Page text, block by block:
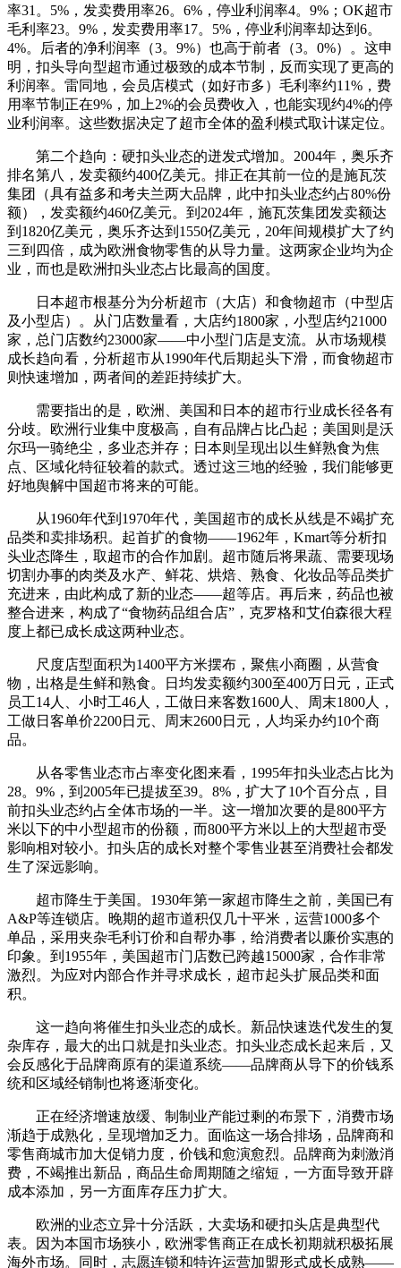
率31。5%，发卖费用率26。6%，停业利润率4。9%；OK超市
毛利率23。9%，发卖费用率17。5%，停业利润率却达到6。
4%。后者的净利润率（3。9%）也高于前者（3。0%）。这申
明，扣头导向型超市通过极致的成本节制，反而实现了更高的
利润率。雷同地，会员店模式（如好市多）毛利率约11%，费
用率节制正在9%，加上2%的会员费收入，也能实现约4%的停
业利润率。这些数据决定了超市全体的盈利模式取计谋定位。
第二个趋向：硬扣头业态的迸发式增加。2004年，奥乐齐
排名第八，发卖额约400亿美元。排正在其前一位的是施瓦茨
集团（具有益多和考夫兰两大品牌，此中扣头业态约占80%份
额），发卖额约460亿美元。到2024年，施瓦茨集团发卖额达
到1820亿美元，奥乐齐达到1550亿美元，20年间规模扩大了约
三到四倍，成为欧洲食物零售的从导力量。这两家企业均为企
业，而也是欧洲扣头业态占比最高的国度。
日本超市根基分为分析超市（大店）和食物超市（中型店
及小型店）。从门店数量看，大店约1800家，小型店约21000
家，总门店数约23000家——中小型门店是支流。从市场规模
成长趋向看，分析超市从1990年代后期起头下滑，而食物超市
则快速增加，两者间的差距持续扩大。
需要指出的是，欧洲、美国和日本的超市行业成长径各有
分歧。欧洲行业集中度极高，自有品牌占比凸起；美国则是沃
尔玛一骑绝尘，多业态并存；日本则呈现出以生鲜熟食为焦
点、区域化特征较着的款式。透过这三地的经验，我们能够更
好地舆解中国超市将来的可能。
从1960年代到1970年代，美国超市的成长从线是不竭扩充
品类和卖排场积。起首扩的食物——1962年，Kmart等分析扣
头业态降生，取超市的合作加剧。超市随后将果蔬、需要现场
切割办事的肉类及水产、鲜花、烘焙、熟食、化妆品等品类扩
充进来，由此构成了新的业态——超等店。再后来，药品也被
整合进来，构成了“食物药品组合店”，克罗格和艾伯森很大程
度上都已成长成这两种业态。
尺度店型面积为1400平方米摆布，聚焦小商圈，从营食
物，出格是生鲜和熟食。日均发卖额约300至400万日元，正式
员工14人、小时工46人，工做日来客数1600人、周末1800人，
工做日客单价2200日元、周末2600日元，人均采办约10个商
品。
从各零售业态市占率变化图来看，1995年扣头业态占比为
28。9%，到2005年已提拔至39。8%，扩大了10个百分点，目
前扣头业态约占全体市场的一半。这一增加次要的是800平方
米以下的中小型超市的份额，而800平方米以上的大型超市受
影响相对较小。扣头店的成长对整个零售业甚至消费社会都发
生了深远影响。
超市降生于美国。1930年第一家超市降生之前，美国已有
A&P等连锁店。晚期的超市道积仅几十平米，运营1000多个
单品，采用夹杂毛利订价和自帮办事，给消费者以廉价实惠的
印象。到1955年，美国超市门店数已跨越15000家，合作非常
激烈。为应对内部合作并寻求成长，超市起头扩展品类和面
积。
这一趋向将催生扣头业态的成长。新品快速迭代发生的复
杂库存，最大的出口就是扣头业态。扣头业态成长起来后，又
会反感化于品牌商原有的渠道系统——品牌商从导下的价钱系
统和区域经销制也将逐渐变化。
正在经济增速放缓、制制业产能过剩的布景下，消费市场
渐趋于成熟化，呈现增加乏力。面临这一场合排场，品牌商和
零售商城市加大促销力度，价钱和愈演愈烈。品牌商为刺激消
费，不竭推出新品，商品生命周期随之缩短，一方面导致开辟
成本添加，另一方面库存压力扩大。
欧洲的业态立异十分活跃，大卖场和硬扣头店是典型代
表。因为本国市场狭小，欧洲零售商正在成长初期就积极拓展
海外市场。同时，志愿连锁和特许运营加盟形式成长成熟——